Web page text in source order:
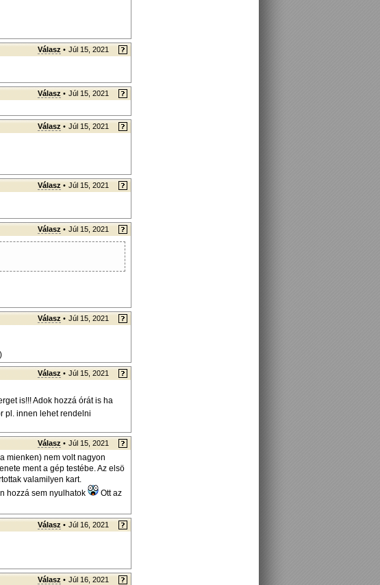
Válasz • Júl 15, 2021
Válasz • Júl 15, 2021
Válasz • Júl 15, 2021
Válasz • Júl 15, 2021
Válasz • Júl 15, 2021
Válasz • Júl 15, 2021
Válasz • Júl 15, 2021
is!!! Adok hozzá órát is ha
pl. innen lehet rendelni
Válasz • Júl 15, 2021
mienken) nem volt nagyon
ment a gép testébe. Az elsö
valamilyen kart.
hozzá sem nyulhatok
Ott az
Válasz • Júl 16, 2021
Válasz • Júl 16, 2021